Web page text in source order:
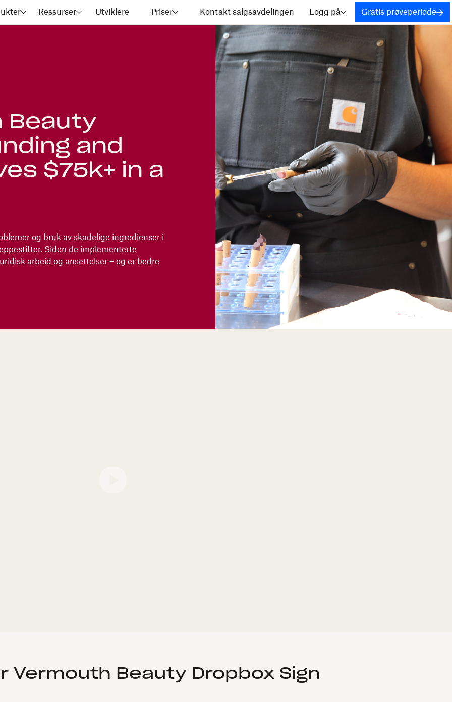
Ressurser Utviklere Priser Kontakt salgsavdelingen Logg på Gratis prøveperiode
Beauty
and
$75k+ in a
og bruk av skadelige ingredienser i
Siden de implementerte
arbeid og ansettelser – og er bedre
Vermouth Beauty Dropbox Sign